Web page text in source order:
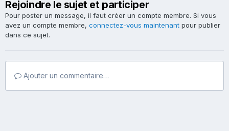
Rejoindre le sujet et participer
Pour poster un message, il faut créer un compte membre. Si vous
avez un compte membre, connectez-vous maintenant pour publier
dans ce sujet.
Ajouter un commentaire…